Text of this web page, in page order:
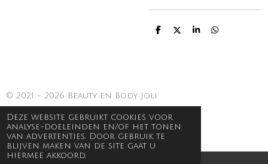
Deze website gebruikt cookies voor
analyse-doeleinden en/of het tonen
van advertenties. Door gebruik te
blijven maken van de site gaat u
hiermee akkoord.
D
D
S
D
© 2021 - 2026 Beauty en Body Joli